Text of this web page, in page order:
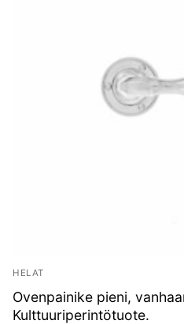
HELAT
Ovenpainike pieni,
Kulttuuriperintötuote.